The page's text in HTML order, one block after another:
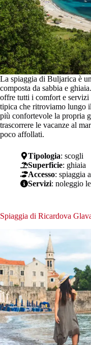
La spiaggia di Buljarica è
composta da sabbia e
offre tutti i comfort e
tipica che ritroviamo lungo
più confortevole la propria
trascorrere le vacanze al
poco affollati.
Tipologia: scogli
Superficie: ghiaia
Accesso: spiaggia
Servizi: noleggio
Spiaggia di Ricardova